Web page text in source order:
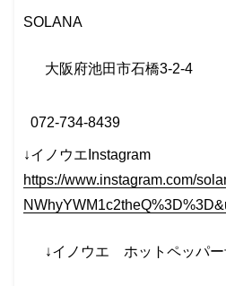
SOLANA
大阪府池田市石橋3-2-4
072-734-8439
↓イノウエInstagram
https://www.instagram.com/
↓イノウエ ホットペッパ